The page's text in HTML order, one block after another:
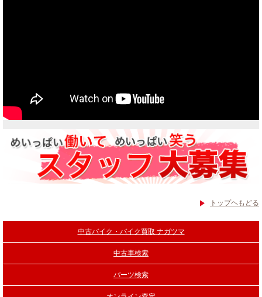
トップヘもどる
中古バイク・バイク買取 ナガツマ
中古車検索
パーツ検索